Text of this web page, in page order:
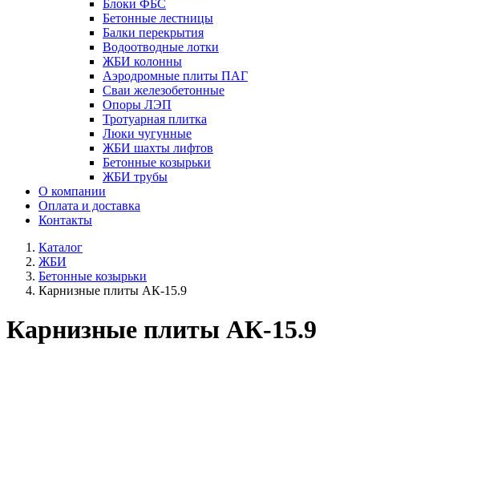
Блоки ФБС
Бетонные лестницы
Балки перекрытия
Водоотводные лотки
ЖБИ колонны
Аэродромные плиты ПАГ
Сваи железобетонные
Опоры ЛЭП
Тротуарная плитка
Люки чугунные
ЖБИ шахты лифтов
Бетонные козырьки
ЖБИ трубы
О компании
Оплата и доставка
Контакты
Каталог
ЖБИ
Бетонные козырьки
Карнизные плиты АК-15.9
Карнизные плиты АК-15.9